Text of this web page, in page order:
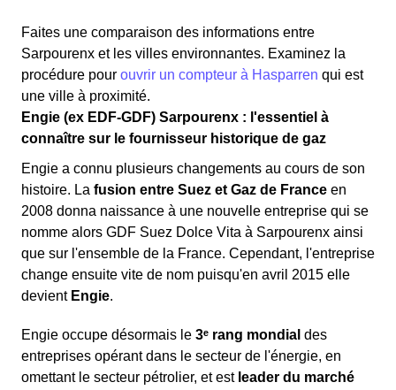
Faites une comparaison des informations entre
Sarpourenx et les villes environnantes. Examinez la
procédure pour ouvrir un compteur à Hasparren qui est
une ville à proximité.
Engie (ex EDF-GDF) Sarpourenx : l'essentiel à
connaître sur le fournisseur historique de gaz
Engie a connu plusieurs changements au cours de son
histoire. La fusion entre Suez et Gaz de France en
2008 donna naissance à une nouvelle entreprise qui se
nomme alors GDF Suez Dolce Vita à Sarpourenx ainsi
que sur l'ensemble de la France. Cependant, l'entreprise
change ensuite vite de nom puisqu'en avril 2015 elle
devient Engie.
Engie occupe désormais le 3ᵉ rang mondial des
entreprises opérant dans le secteur de l'énergie, en
omettant le secteur pétrolier, et est leader du marché